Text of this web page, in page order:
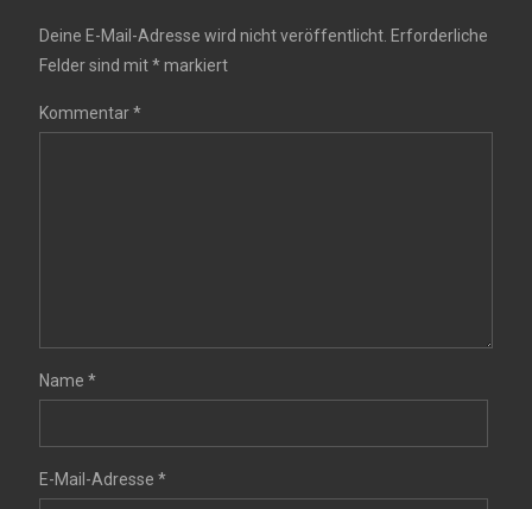
Deine E-Mail-Adresse wird nicht veröffentlicht. Erforderliche
Felder sind mit*markiert
Kommentar*
Name *
E-Mail-Adresse *